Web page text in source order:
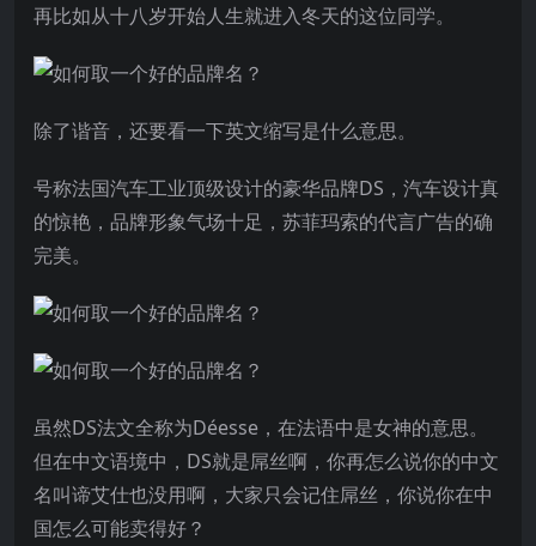
再比如从十八岁开始人生就进入冬天的这位同学。
除了谐音，还要看一下英文缩写是什么意思。
号称法国汽车工业顶级设计的豪华品牌DS，汽车设计真
的惊艳，品牌形象气场十足，苏菲玛索的代言广告的确
完美。
虽然DS法文全称为Déesse，在法语中是女神的意思。
但在中文语境中，DS就是屌丝啊，你再怎么说你的中文
名叫谛艾仕也没用啊，大家只会记住屌丝，你说你在中
国怎么可能卖得好？